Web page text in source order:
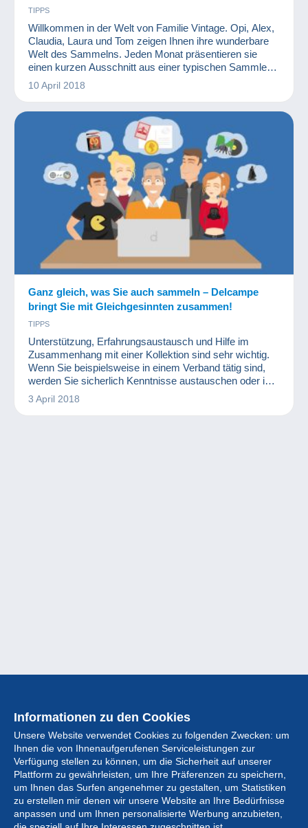
TIPPS
Willkommen in der Welt von Familie Vintage. Opi, Alex,
Claudia, Laura und Tom zeigen Ihnen ihre wunderbare
Welt des Sammelns. Jeden Monat präsentieren sie
einen kurzen Ausschnitt aus einer typischen Sammler-
Familie. Wir hoffen, Ihnen wird es gefallen!
10 April 2018
Ganz gleich, was Sie auch sammeln – Delcampe
bringt Sie mit Gleichgesinnten zusammen!
TIPPS
Unterstützung, Erfahrungsaustausch und Hilfe im
Zusammenhang mit einer Kollektion sind sehr wichtig.
Wenn Sie beispielsweise in einem Verband tätig sind,
werden Sie sicherlich Kenntnisse austauschen oder in
bestimmten Bereichen Ratschläge anderer erfahrenerer
Mitglieder annehmen.
3 April 2018
Informationen zu den Cookies
Unsere Website verwendet Cookies zu folgenden Zwecken: um
Ihnen die von Ihnenaufgerufenen Serviceleistungen zur
Verfügung stellen zu können, um die Sicherheit auf unserer
Plattform zu gewährleisten, um Ihre Präferenzen zu speichern,
um Ihnen das Surfen angenehmer zu gestalten, um Statistiken
zu erstellen mir denen wir unsere Website an Ihre Bedürfnisse
anpassen und um Ihnen personalisierte Werbung anzubieten,
Sammlung